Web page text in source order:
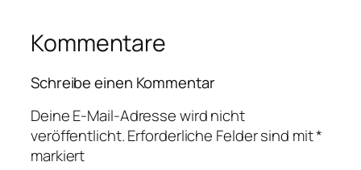
Kommentare
Schreibe einen Kommentar
Deine E-Mail-Adresse wird nicht
veröffentlicht.Erforderliche Felder sind mit*
markiert